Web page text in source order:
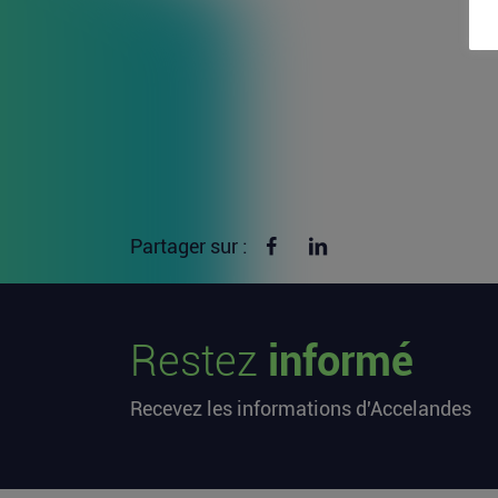
Partager sur : Partager sur Facebook
Restez informé
Recevez les informations d'Accelandes